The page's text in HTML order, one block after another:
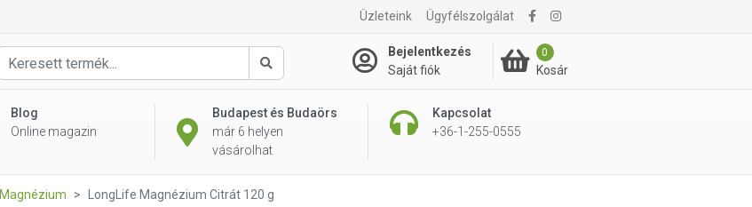
Üzleteink Ügyfélszolgálat
Keresés
Bejelentkezés
Saját fiók
0
Kosár
Blog
Online magazin
Budapest és Budaörs
már 6 helyen
vásárolhat
Kapcsolat
+36-1-255-0555
3 430 Ft Kosárba rakom
Magnézium LongLife Magnézium Citrát 120 g